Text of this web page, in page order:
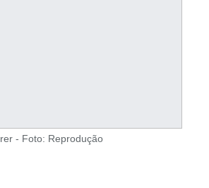
- Foto: Reprodução